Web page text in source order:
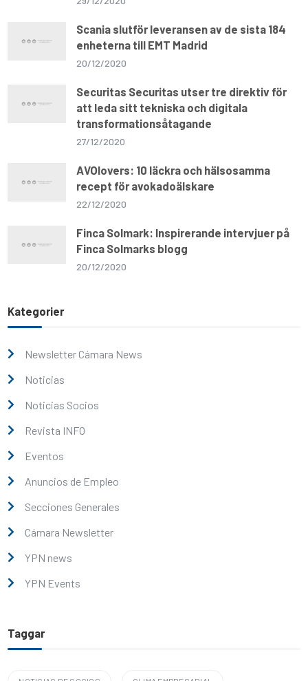
Scania slutför leveransen av de sista 184
enheterna till EMT Madrid
20/12/2020
Securitas Securitas utser tre direktiv för
att leda sitt tekniska och digitala
transformationsåtagande
27/12/2020
AVOlovers: 10 läckra och hälsosamma
recept för avokadoälskare
22/12/2020
Finca Solmark: Inspirerande intervjuer på
Finca Solmarks blogg
20/12/2020
Kategorier
Newsletter Cámara News
Noticias
Noticias Socios
Revista INFO
Eventos
Anuncios de Empleo
Secciones Generales
Cámara Newsletter
YPN news
YPN Events
Taggar